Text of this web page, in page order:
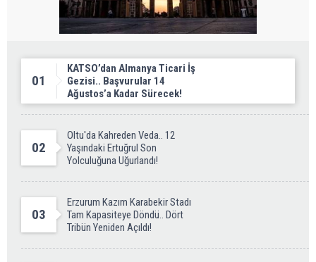
01
KATSO’dan Almanya Ticari İş
Gezisi.. Başvurular 14
Ağustos’a Kadar Sürecek!
02
Oltu'da Kahreden Veda.. 12
Yaşındaki Ertuğrul Son
Yolculuğuna Uğurlandı!
03
Erzurum Kazım Karabekir Stadı
Tam Kapasiteye Döndü.. Dört
Tribün Yeniden Açıldı!